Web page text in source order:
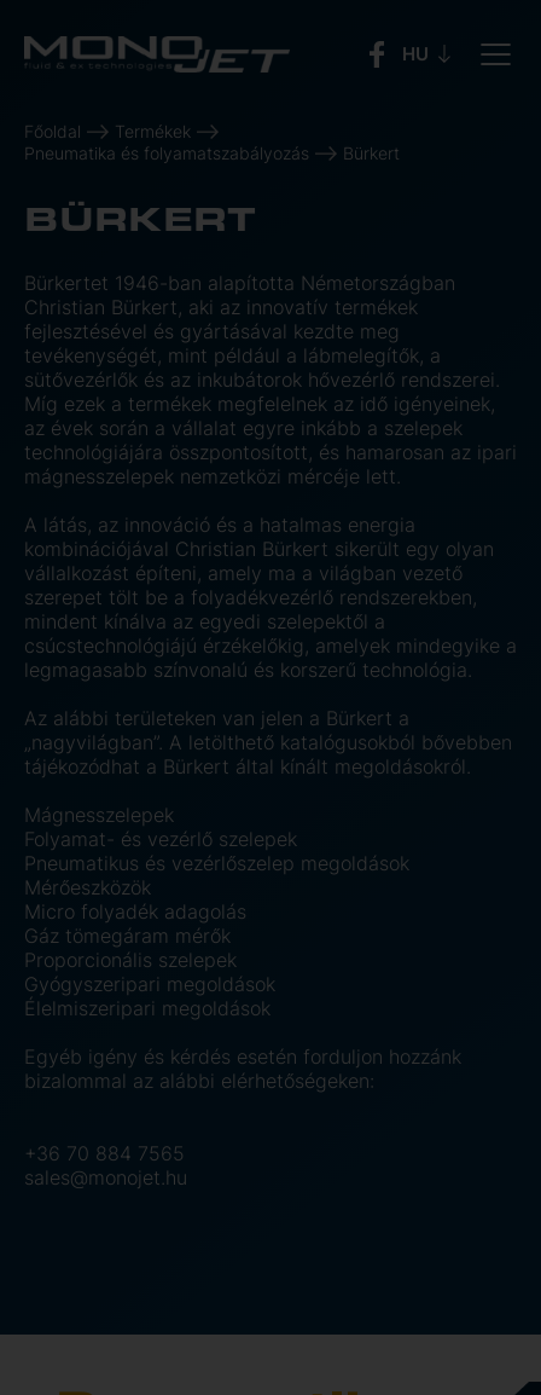
Főoldal
Termékek
Pneumatika és folyamatszabályozás
Bürkert
BÜRKERT
Bürkertet 1946-ban alapította Németországban
Christian Bürkert, aki az innovatív termékek
fejlesztésével és gyártásával kezdte meg
tevékenységét, mint például a lábmelegítők, a
sütővezérlők és az inkubátorok hővezérlő rendszerei.
Míg ezek a termékek megfelelnek az idő igényeinek,
az évek során a vállalat egyre inkább a szelepek
technológiájára összpontosított, és hamarosan az ipari
mágnesszelepek nemzetközi mércéje lett.
A látás, az innováció és a hatalmas energia
kombinációjával Christian Bürkert sikerült egy olyan
vállalkozást építeni, amely ma a világban vezető
szerepet tölt be a folyadékvezérlő rendszerekben,
mindent kínálva az egyedi szelepektől a
csúcstechnológiájú érzékelőkig, amelyek mindegyike a
legmagasabb színvonalú és korszerű technológia.
Az alábbi területeken van jelen a Bürkert a
„nagyvilágban”. A letölthető katalógusokból bővebben
tájékozódhat a Bürkert által kínált megoldásokról.
Mágnesszelepek
Folyamat- és vezérlő szelepek
Pneumatikus és vezérlőszelep megoldások
Mérőeszközök
Micro folyadék adagolás
Gáz tömegáram mérők
Proporcionális szelepek
Gyógyszeripari megoldások
Élelmiszeripari megoldások
Egyéb igény és kérdés esetén forduljon hozzánk
bizalommal az alábbi elérhetőségeken:
+36 70 884 7565
sales@monojet.hu